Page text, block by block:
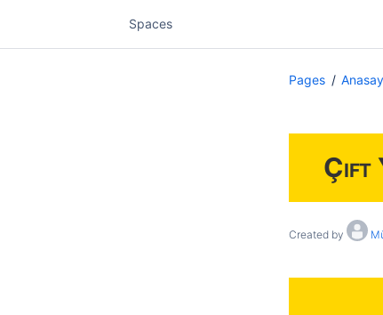
Spaces
Pages
Çift
Created by